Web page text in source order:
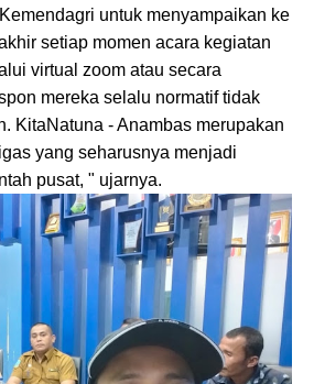
untuk menyampaikan ke
setiap momen acara kegiatan
virtual zoom atau secara
mereka selalu normatif tidak
KitaNatuna - Anambas merupakan
yang seharusnya menjadi
pusat, " ujarnya.